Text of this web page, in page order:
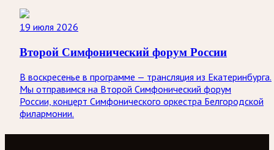
19 июля 2026
Второй Симфонический форум России
В воскресенье в программе — трансляция из Екатеринбурга.
Мы отправимся на Второй Симфонический форум
России, концерт Симфонического оркестра Белгородской
филармонии.